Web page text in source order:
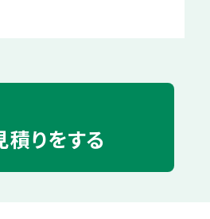
積りをする